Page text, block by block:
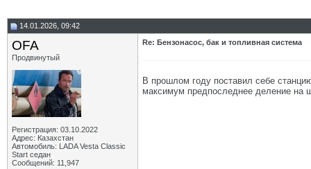
14.01.2026, 09:42
OFA
Продвинутый
Регистрация: 03.10.2022
Адрес: Казахстан
Автомобиль: LADA Vesta Classic
Start седан
Сообщений: 11,947
Re: Бензонасос, бак и топливная система
В прошлом году поставил себе
максимум предпоследнее деление на